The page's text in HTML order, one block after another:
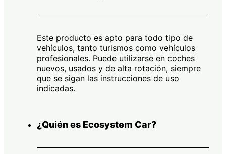
Este producto es apto para todo tipo de
vehículos, tanto turismos como vehículos
profesionales. Puede utilizarse en coches
nuevos, usados y de alta rotación, siempre
que se sigan las instrucciones de uso
indicadas.
¿Quién es Ecosystem Car?